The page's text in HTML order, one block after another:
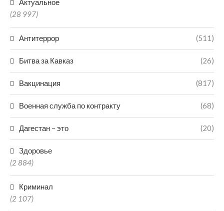
Актуальное
(28 997)
Антитеррор (511)
Битва за Кавказ (26)
Вакцинация (817)
Военная служба по контракту (68)
Дагестан – это (20)
Здоровье
(2 884)
Криминал
(2 107)